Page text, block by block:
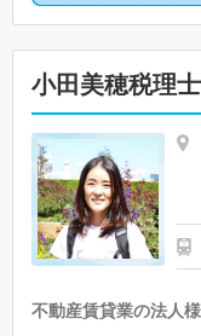
小田美穂税理
不動産賃貸業の法人